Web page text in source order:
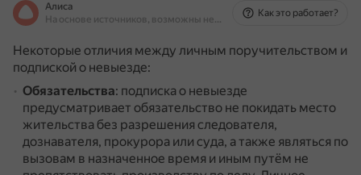
Алиса
На основе источников, возможны неточности
Как это работает?
Некоторые отличия между личным поручительством и
подпиской о невыезде:
Обязательства: подписка о невыезде
предусматривает обязательство не покидать место
жительства без разрешения следователя,
дознавателя, прокурора или суда, а также являться по
вызовам в назначенное время и иным путём не